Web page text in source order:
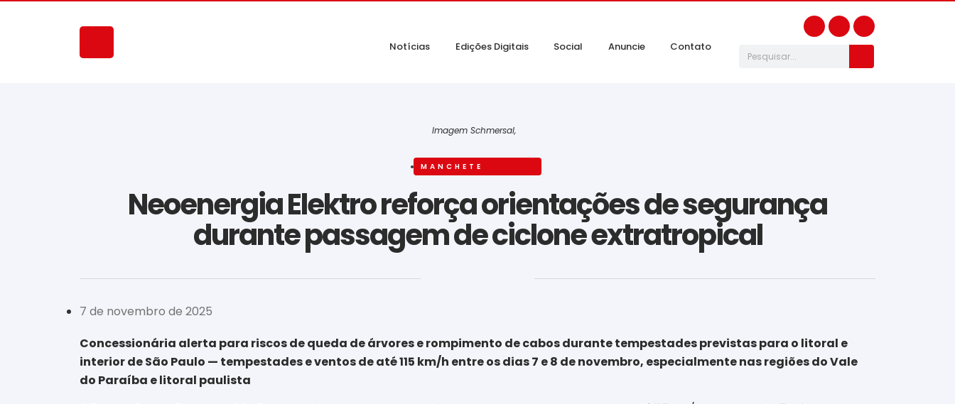
Notícias Edições Digitais Social Anuncie Contato
Imagem Schmersal,
MANCHETE
Neoenergia Elektro reforça orientações de segurança
durante passagem de ciclone extratropical
7 de novembro de 2025
Concessionária alerta para riscos de queda de árvores e rompimento de cabos durante tempestades previstas para o litoral e
interior de São Paulo — tempestades e ventos de até 115 km/h entre os dias 7 e 8 de novembro, especialmente nas regiões do Vale
do Paraíba e litoral paulista